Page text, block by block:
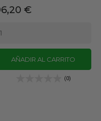
€
AÑADIR AL CARRITO
(0)